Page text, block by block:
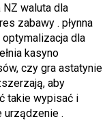
NZ waluta dla
zabawy . płynna
dla
kasyno
czy gra astatynie
aby
takie wypisać i
urządzenie .